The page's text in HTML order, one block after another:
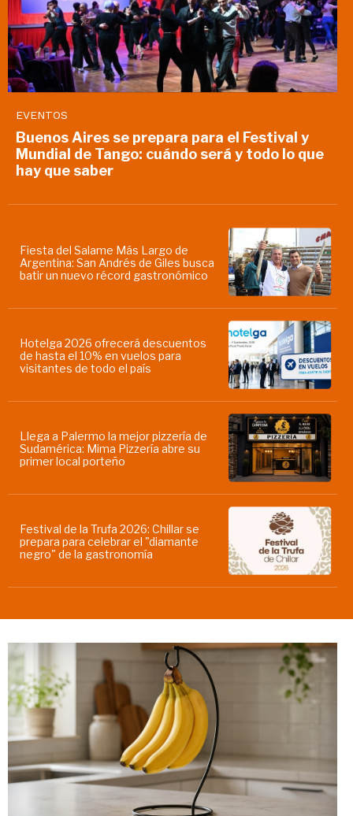
EVENTOS
Buenos Aires se prepara para el Festival y
Mundial de Tango: cuándo será y todo lo que
hay que saber
Fiesta del Salame Más Largo de
Argentina: San Andrés de Giles busca
batir un nuevo récord gastronómico
Hotelga 2026 ofrecerá descuentos
de hasta el 10% en vuelos para
visitantes de todo el país
Llega a Palermo la mejor pizzería de
Sudamérica: Mima Pizzería abre su
primer local porteño
Festival de la Trufa 2026: Chillar se
prepara para celebrar el "diamante
negro" de la gastronomía